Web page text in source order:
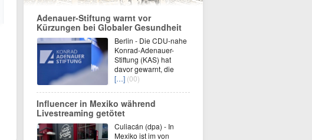
Adenauer-Stiftung warnt vor
Kürzungen bei Globaler Gesundheit
Berlin - Die CDU-nahe
Konrad-Adenauer-
Stiftung (KAS) hat
davor gewarnt, die
[…] (00)
Influencer in Mexiko während
Livestreaming getötet
Culiacán (dpa) - In
Mexiko ist im von